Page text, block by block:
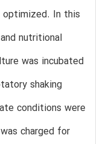
In this
nutritional
was incubated
shaking
conditions were
charged for